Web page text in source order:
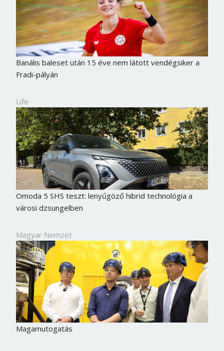
Banális baleset után 15 éve nem látott vendégsiker a
Fradi-pályán
Life
Omoda 5 SHS teszt: lenyűgöző hibrid technológia a
városi dzsungelben
Magyar Nemzet
Magamutogatás